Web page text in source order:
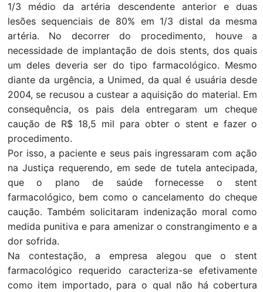
1/3 médio da artéria descendente anterior e duas
lesões sequenciais de 80% em 1/3 distal da mesma
artéria. No decorrer do procedimento, houve a
necessidade de implantação de dois stents, dos quais
um deles deveria ser do tipo farmacológico. Mesmo
diante da urgência, a Unimed, da qual é usuária desde
2004, se recusou a custear a aquisição do material. Em
consequência, os pais dela entregaram um cheque
caução de R$ 18,5 mil para obter o stent e fazer o
procedimento.
Por isso, a paciente e seus pais ingressaram com ação
na Justiça requerendo, em sede de tutela antecipada,
que o plano de saúde fornecesse o stent
farmacológico, bem como o cancelamento do cheque
caução. Também solicitaram indenização moral como
medida punitiva e para amenizar o constrangimento e a
dor sofrida.
Na contestação, a empresa alegou que o stent
farmacológico requerido caracteriza-se efetivamente
como item importado, para o qual não há cobertura